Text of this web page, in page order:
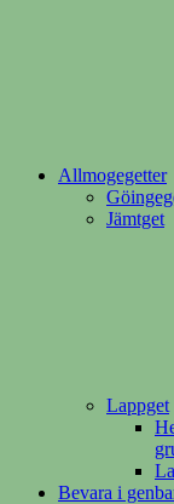
Allmogegetter
Jämtget
Lappget
Bevara i